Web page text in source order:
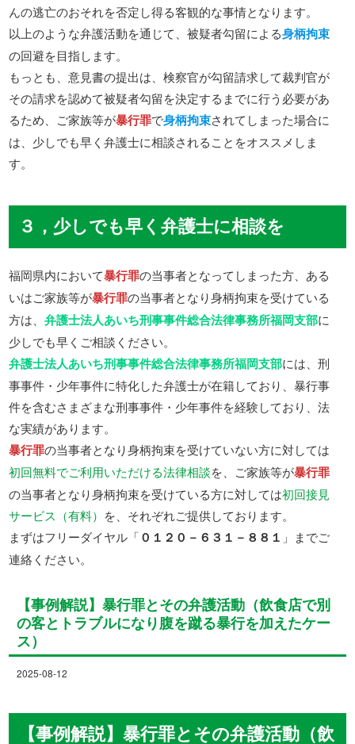
んの逃亡のおそれを否定し得る客観的な事情となります。
以上のような弁護活動を通じて、被疑者勾留による身柄拘束
の回避を目指します。
もっとも、意見書の提出は、検察官が勾留請求して裁判官が
その請求を認めて被疑者勾留を決定するまでに行う必要があ
るため、ご家族等が暴行罪で身柄拘束されてしまった場合に
は、少しでも早く弁護士に相談されることをオススメしま
す。
３，少しでも早く弁護士に相談を
福岡県内において暴行罪の当事者となってしまった方、ある
いはご家族等が暴行罪の当事者となり身柄拘束を受けている
方は、弁護士法人あいち刑事事件総合法律事務所福岡支部に
少しでも早くご相談ください。
弁護士法人あいち刑事事件総合法律事務所福岡支部には、刑
事事件・少年事件に特化した弁護士が在籍しており、暴行事
件を含むさまざまな刑事事件・少年事件を経験しており、法
な実績があります。
暴行罪の当事者となり身柄拘束を受けていない方に対しては
初回無料でご利用いただける法律相談を、ご家族等が暴行罪
の当事者となり身柄拘束を受けている方に対しては初回接見
サービス（有料） を、それぞれご提供しております。
まずはフリーダイヤル「０１２０－６３１－８８１ 」までご
連絡ください。
【事例解説】暴行罪とその弁護活動（飲食店で別
の客とトラブルになり腹を蹴る暴行を加えたケー
ス）
2025-08-12
【事例解説】暴行罪とその弁護活動（飲